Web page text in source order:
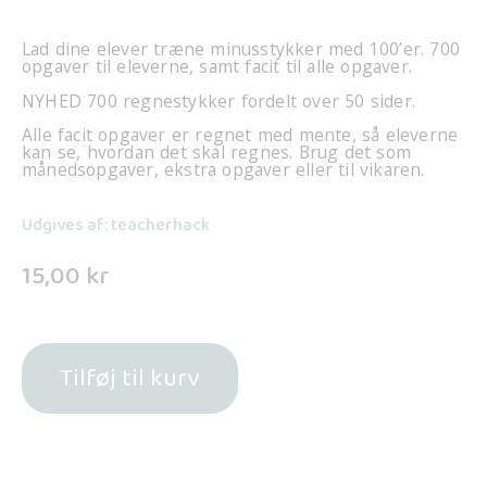
Lad dine elever træne minusstykker med 100’er. 700
opgaver til eleverne, samt facit til alle opgaver.
NYHED 700 regnestykker fordelt over 50 sider.
Alle facit opgaver er regnet med mente, så eleverne
kan se, hvordan det skal regnes. Brug det som
månedsopgaver, ekstra opgaver eller til vikaren.
Udgives af: teacherhack
15,00 kr
Tilføj til kurv